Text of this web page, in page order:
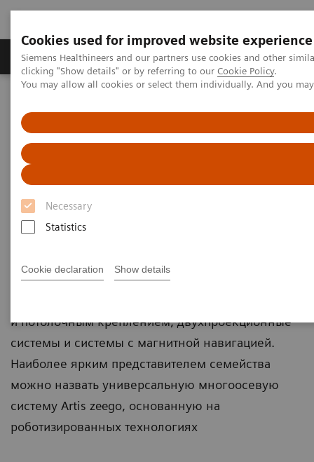
Cookies used for improved website experience
Siemens Healthineers and our partners use cookies and other
clicking "Show details" or by referring to our Cookie Policy.
You may allow all cookies or select them individually. And you
Necessary
Statistics
Cookie declaration Show details
Продукты и решения Клинические
Кардиоангиография
Кардиоангиография
Системы семейства Artis zee — совершенно
новые системы для интервенционной
полный набор решений для интервенционной
и потолочным креплением, двухпроекционные
системы и системы с магнитной навигацией.
Наиболее ярким представителем семейства
можно назвать универсальную многоосевую
систему Artis zeego, основанную на
роботизированных технологиях